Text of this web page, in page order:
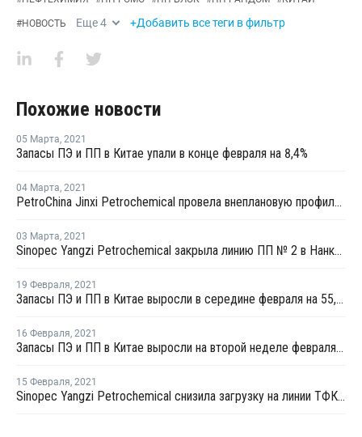
#НОВОСТЬ Еще4 +Добавить все теги в фильтр
Похожие новости
05 Марта, 2021
Запасы ПЭ и ПП в Китае упали в конце февраля на 8,4%
04 Марта, 2021
PetroChina Jinxi Petrochemical провела внеплановую профилактику на заводе ПП в Ляонине
03 Марта, 2021
Sinopec Yangzi Petrochemical закрыла линию ПП № 2 в Нанкине на плановый ремонт
19 Февраля, 2021
Запасы ПЭ и ПП в Китае выросли в середине февраля на 55,5%
16 Февраля, 2021
Запасы ПЭ и ПП в Китае выросли на второй неделе февраля на 14,4%
15 Февраля, 2021
Sinopec Yangzi Petrochemical снизила загрузку на линии ТФК № 3 в Нанкине до 80%